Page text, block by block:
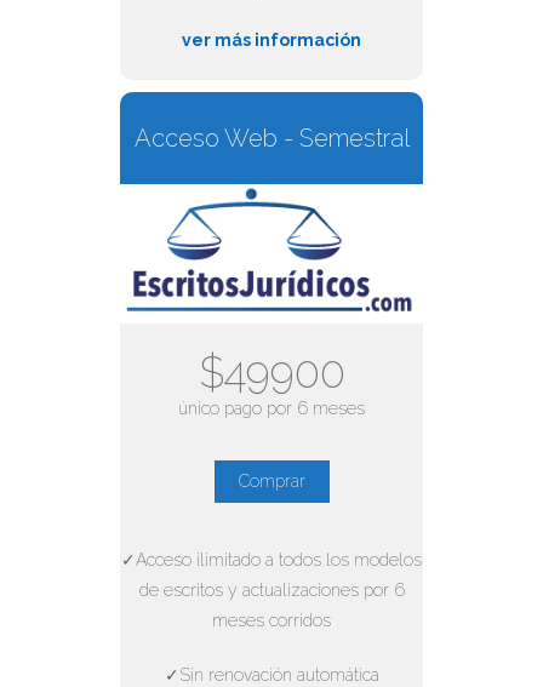
ver más información
Acceso Web - Semestral
$49900
único pago por 6 meses
Comprar
✓Acceso ilimitado a todos los modelos
de escritos y actualizaciones por 6
meses corridos
✓Sin renovación automática